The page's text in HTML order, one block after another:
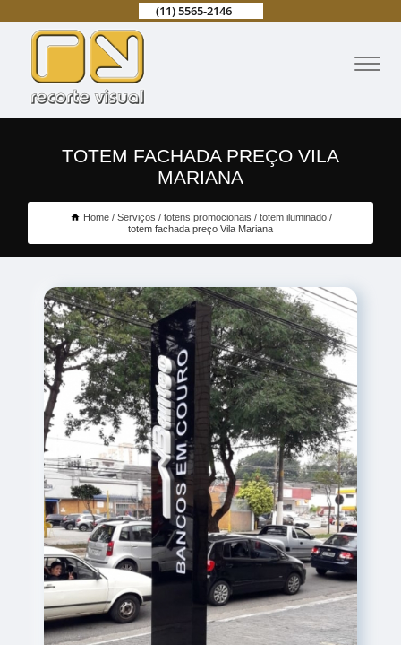
(11) 5565-2146
TOTEM FACHADA PREÇO VILA
MARIANA
Home Serviços totens promocionais
totem iluminado
totem fachada preço Vila Mariana